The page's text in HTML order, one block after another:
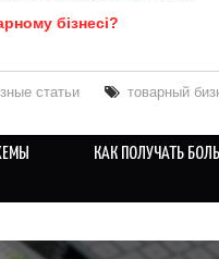
бізнесі?
статьи товарный
КАК ПОЛУЧАТЬ